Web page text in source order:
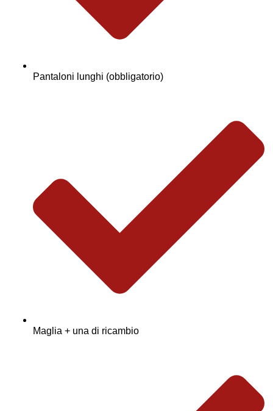
Pantaloni lunghi (obbligatorio)
Maglia + una di ricambio